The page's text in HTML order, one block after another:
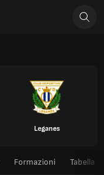
Leganes
Formazioni Tabella